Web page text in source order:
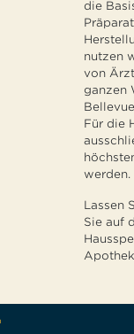
die
nutzen
von
ganzen
Für die
werden.
Lassen
Sie auf